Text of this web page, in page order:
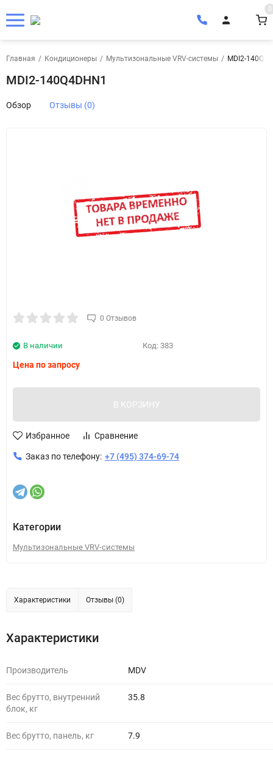
0
Главная / Кондиционеры / Мультизональные VRV-системы / MDI2-
MDI2-140Q4DHN1
Обзор Отзывы (0)
0 Отзывов
Код: 383
В наличии
Цена по запросу
В КОРЗИНУ
Избранное Сравнение
Заказ по телефону: +7 (495) 374-69-74
Категории
Мультизональные VRV-системы
Характеристики Отзывы (0)
Характеристики
Производитель MDV
Вес брутто, внутренний
блок, кг
35.8
Вес брутто, панель, кг 7.9